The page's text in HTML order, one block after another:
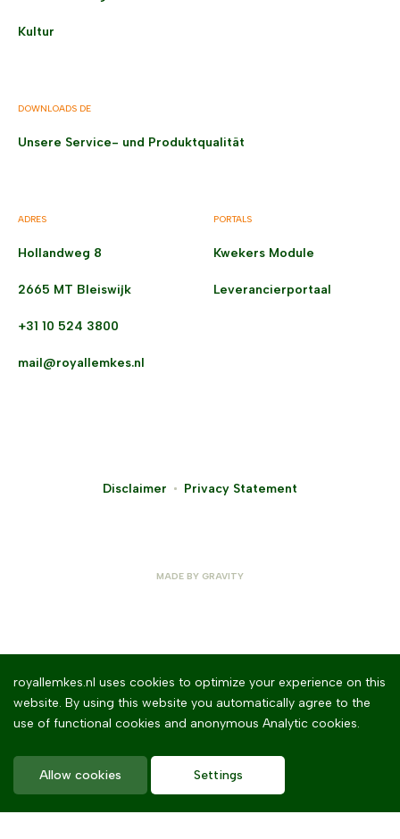
Kultur
DOWNLOADS DE
Unsere Service- und Produktqualität
ADRES
Hollandweg 8
2665 MT Bleiswijk
+31 10 524 3800
mail@royallemkes.nl
PORTALS
Kwekers Module
Leverancierportaal
Disclaimer Privacy Statement
MADE BY GRAVITY
royallemkes.nl uses cookies to optimize your experience on this
website. By using this website you automatically agree to the
use of functional cookies and anonymous Analytic cookies.
Allow cookies Settings